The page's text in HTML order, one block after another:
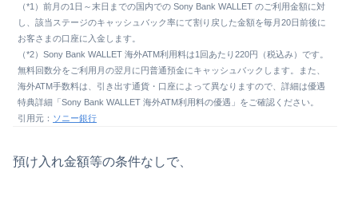
（*1）前月の1日～末日までの国内での Sony Bank WALLET のご利用金額に対
し、該当ステージのキャッシュバック率にて割り戻した金額を毎月20日前後に
お客さまの口座に入金します。
（*2）Sony Bank WALLET 海外ATM利用料は1回あたり220円（税込み）です。
無料回数分をご利用月の翌月に円普通預金にキャッシュバックします。また、
海外ATM手数料は、引き出す通貨・口座によって異なりますので、詳細は優遇
特典詳細「Sony Bank WALLET 海外ATM利用料の優遇」をご確認ください。
引用元： ソニー銀行
預け入れ金額等の条件なしで、